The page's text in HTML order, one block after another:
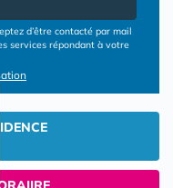
d’être contacté par mail
services répondant à votre